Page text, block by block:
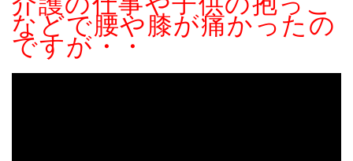
などで腰や膝が痛かったの
ですが・・